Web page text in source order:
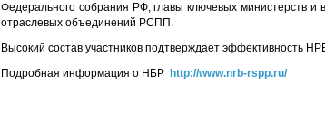
Федерального собрания РФ, главы ключевых министерств
отраслевых объединений РСПП.
Высокий состав участников подтверждает эффективность
Подробная информация о НБР http://www.nrb-rspp.ru/